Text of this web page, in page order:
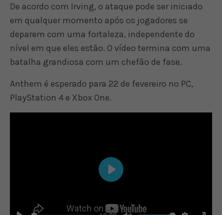
De acordo com Irving, o ataque pode ser iniciado
em qualquer momento após os jogadores se
deparem com uma fortaleza, independente do
nível em que eles estão. O vídeo termina com uma
batalha grandiosa com um chefão de fase.
Anthem é esperado para 22 de fevereiro no PC,
PlayStation 4 e Xbox One.
Play